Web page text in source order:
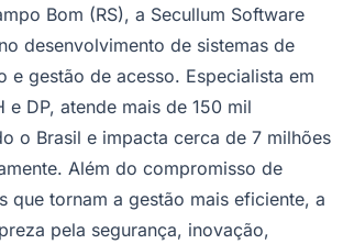
Bom (RS), a Secullum Software
desenvolvimento de sistemas de
e gestão de acesso. Especialista em
e DP, atende mais de 150 mil
o Brasil e impacta cerca de 7 milhões
Além do compromisso de
que tornam a gestão mais eficiente, a
pela segurança, inovação,